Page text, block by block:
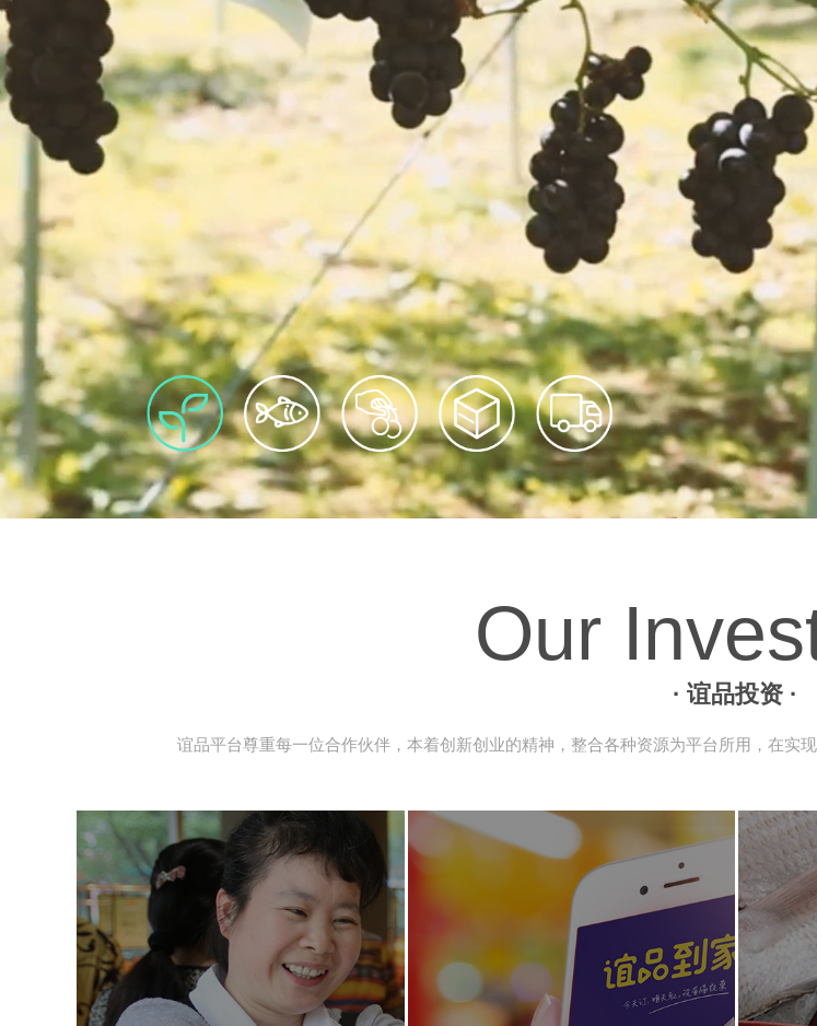
Our
· 谊品投资 ·
谊品平台尊重每一位合作伙伴，本着创新创业的精神，整合各种资源为平台所用，在实